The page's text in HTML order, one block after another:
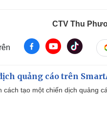
CTV Thu
quảng cáo trên
tạo một chiến dịch quảng